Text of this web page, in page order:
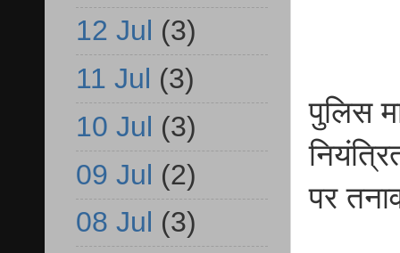
पुलिस
पर
12 Jul (3)
11 Jul (3)
10 Jul (3)
09 Jul (2)
08 Jul (3)